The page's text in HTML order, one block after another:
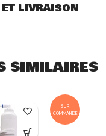
LIVRAISON
SIMILAIRES
SUR
COMMANDE